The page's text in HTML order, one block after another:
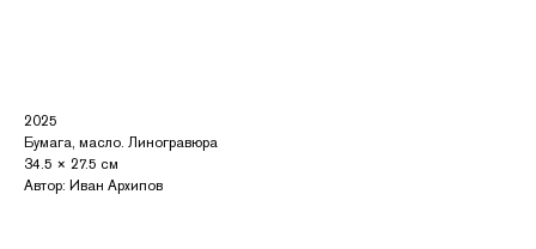
2025
Бумага, масло. Линогравюра
34.5 × 27.5 см
Автор: Иван Архипов